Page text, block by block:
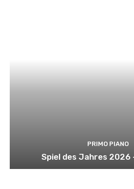
PRIMO PIANO
Spiel des Jahres 2026